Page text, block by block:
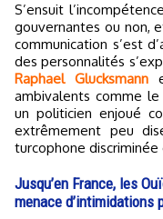
S’ensuit
gouvernantes ou non,
communication s’est
des personnalités
Raphael Glucksmann
ambivalents comme
un politicien enjoué
extrêmement peu
turcophone discriminée
Jusqu’en France, les
menace d’intimidations